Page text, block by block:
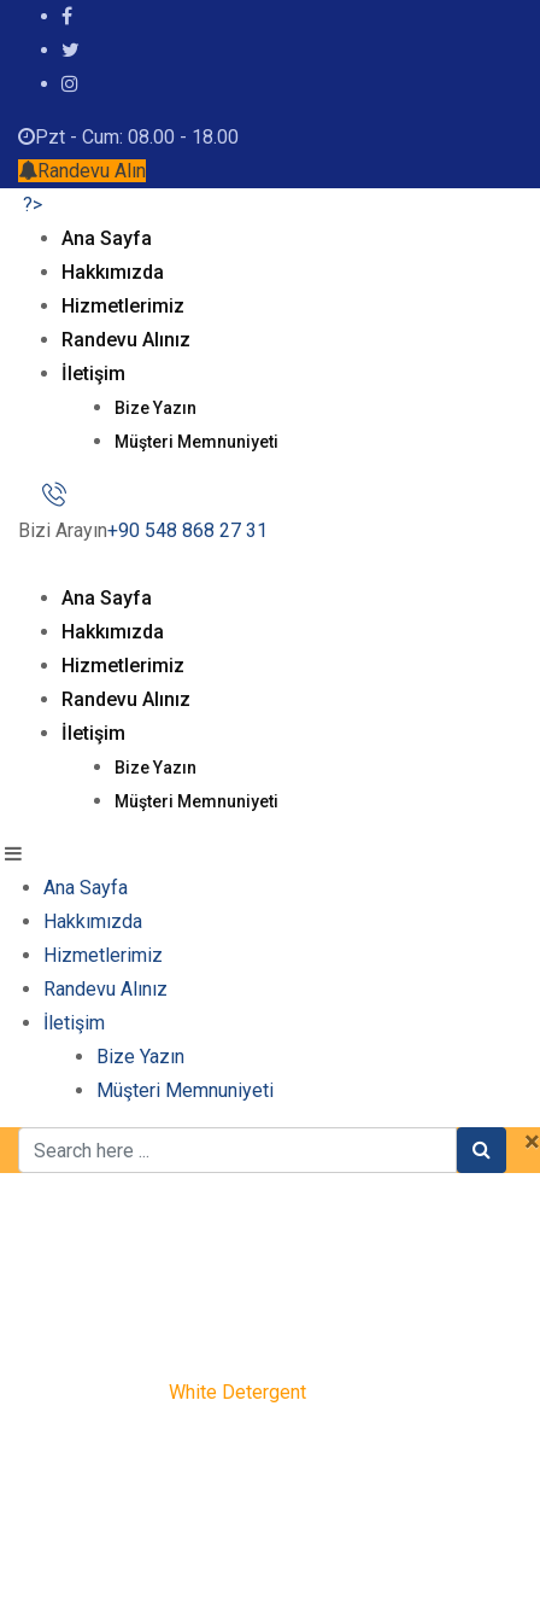
content
Pzt - Cum: 08.00 - 18.00
Randevu Alın
?>
Ana Sayfa
Hakkımızda
Hizmetlerimiz
Randevu Alınız
İletişim
Bize Yazın
Müşteri Memnuniyeti
Bizi Arayın+90 548 868 27 31
Ana Sayfa
Hakkımızda
Hizmetlerimiz
Randevu Alınız
İletişim
Bize Yazın
Müşteri Memnuniyeti
Ana Sayfa
Hakkımızda
Hizmetlerimiz
Randevu Alınız
İletişim
Bize Yazın
Müşteri Memnuniyeti
×
White Detergent